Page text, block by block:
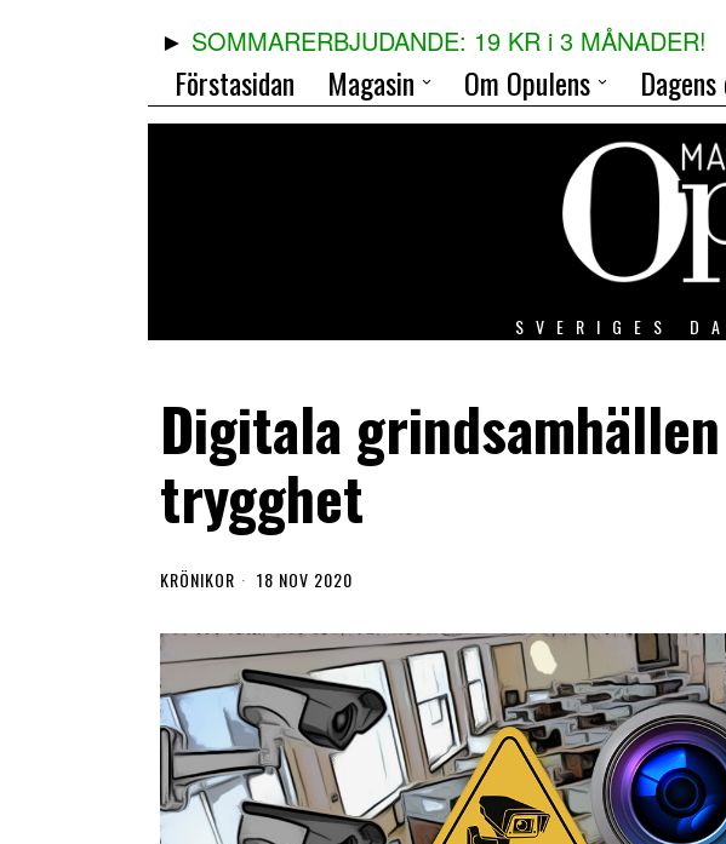
SOMMARERBJUDANDE: 19 KR i 3 MÅNADER!
Förstasidan Magasin Om Opulens
SVERIGES
Digitala
trygghet
KRÖNIKOR 18 NOV 2020